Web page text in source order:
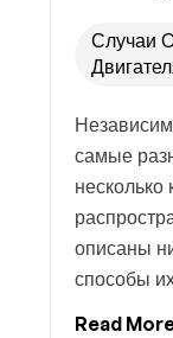
Случаи
самые
несколько
описаны
способы
Read